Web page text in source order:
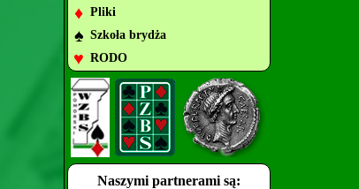
♦ Pliki
♠ Szkoła brydża
♥ RODO
Naszymi partnerami są: